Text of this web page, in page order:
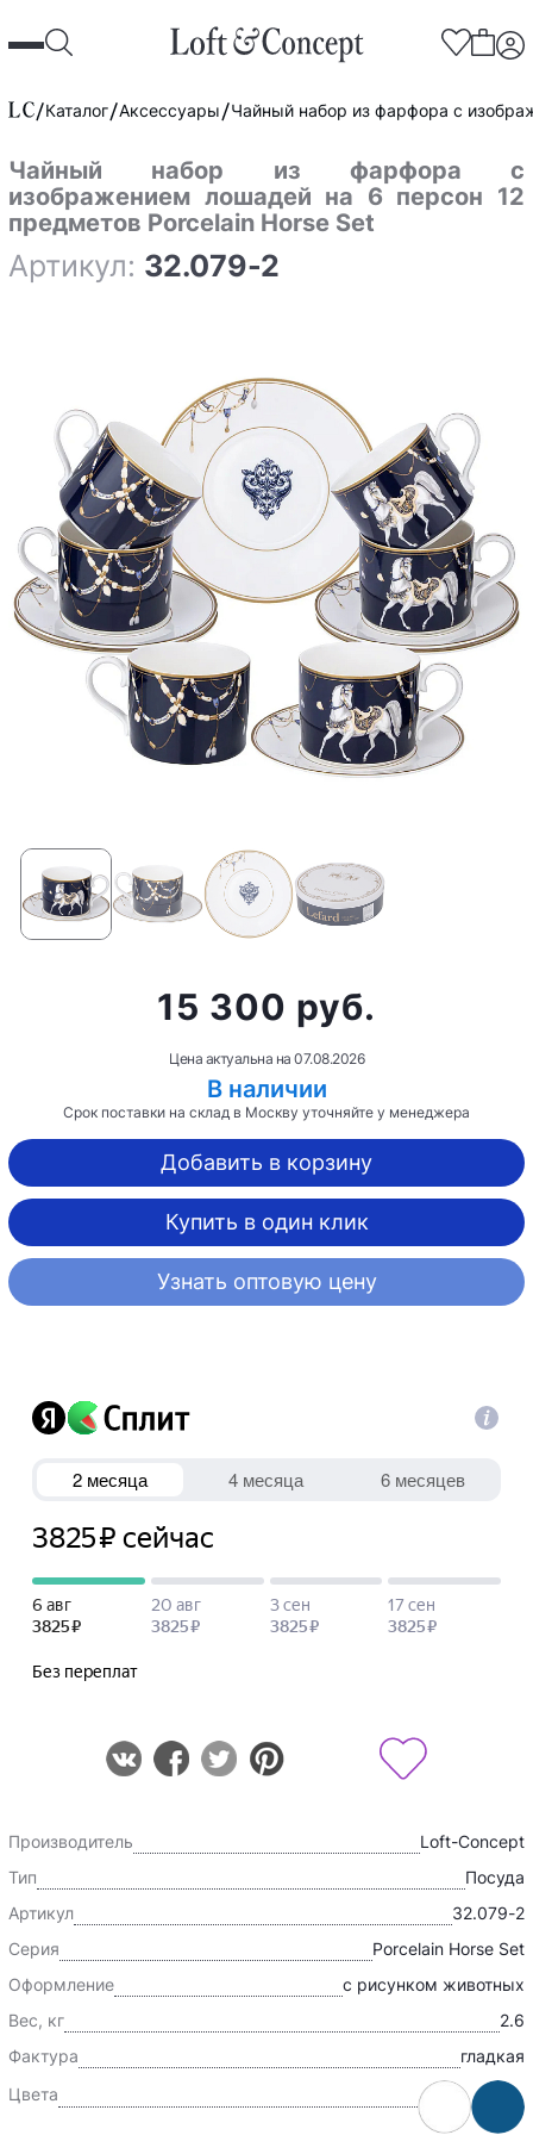
Каталог Аксессуары Чайный набор из фарфора с
Чайный набор из фарфора с
изображением лошадей на 6 персон 12
предметов Porcelain Horse Set
Артикул: 32.079-2
15 300 руб.
Цена актуальна на 07.08.2026
В наличии
Срок поставки на склад в Москву уточняйте у менеджера
Добавить в корзину
Купить в один клик
Узнать оптовую цену
Производитель
Loft-Concept
Тип
Посуда
Артикул
32.079-2
Серия
Porcelain Horse Set
Оформление
с рисунком животных
Вес, кг
2.6
Фактура
гладкая
Цвета